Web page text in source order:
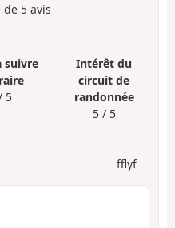
de 5 avis
suivre
5
Intérêt du
circuit de
randonnée
5 / 5
fflyf